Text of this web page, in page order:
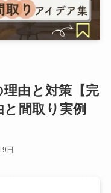
由と対策【完
間取り実例
日